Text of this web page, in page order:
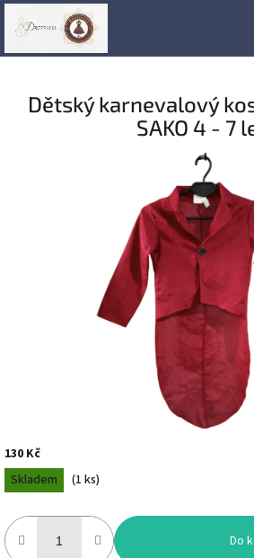
Přejít
Dětský karnevalový
SAKO 4 - 7
130 Kč
Měrná
cena:
Skladem (1 ks)
Do